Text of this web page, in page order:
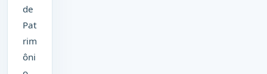
de
Pat
rim
ôni